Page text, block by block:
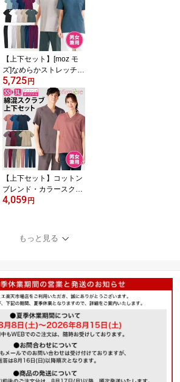
ナースウェア 黒 白衣 レ
ディース 女性 医療用 ク
リニック 歯科医 エステ
制服 事務 アンファミエ
【上下セット】[moz モ
ズ]なめらかストレッチ肩
スナップスクラブ(男女兼
用) スクラブ 白衣 パンツ
ズボン かわいい 医療 ナ
ース服 医療用 レディー
ス メンズ 女性 男性 半袖
看護師 調理 ナース 介護
士 アンファミエ
5,725円
【上下セット】コットン
ブレンド・カラースクラ
ブ(男女兼用)スクラブ 白
レディース メンズ 女性
男性 半袖 看護師 ナース
4,059円
もっと見る